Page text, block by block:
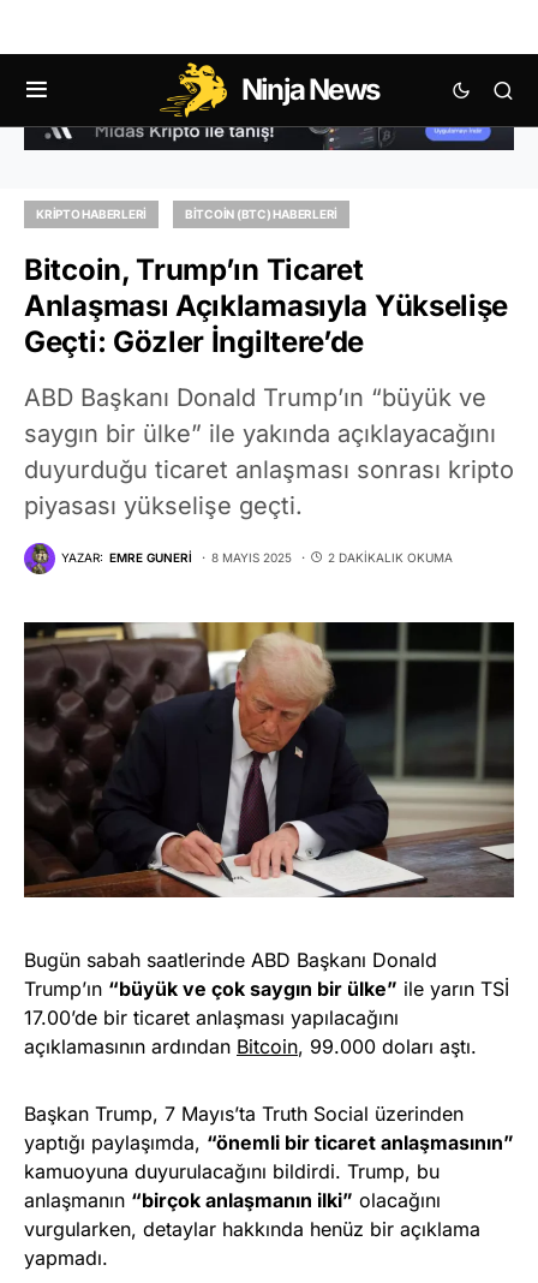
Ninja News
KRIPTO HABERLERI BITCOIN (BTC) HABERLERI
Bitcoin, Trump’ın Ticaret
Anlaşması Açıklamasıyla Yükselişe
Geçti: Gözler İngiltere’de
ABD Başkanı Donald Trump’ın “büyük ve
saygın bir ülke” ile yakında açıklayacağını
duyurduğu ticaret anlaşması sonrası kripto
piyasası yükselişe geçti.
YAZAR: EMRE GUNERI 8 MAYIS 2025 2 DAKIKALIK OKUMA
Bugün sabah saatlerinde ABD Başkanı Donald
Trump’ın “büyük ve çok saygın bir ülke” ile yarın TSİ
17.00’de bir ticaret anlaşması yapılacağını
açıklamasının ardından Bitcoin, 99.000 doları aştı.
Başkan Trump, 7 Mayıs’ta Truth Social üzerinden
yaptığı paylaşımda, “önemli bir ticaret anlaşmasının”
kamuoyuna duyurulacağını bildirdi. Trump, bu
anlaşmanın “birçok anlaşmanın ilki” olacağını
vurgularken, detaylar hakkında henüz bir açıklama
yapmadı.